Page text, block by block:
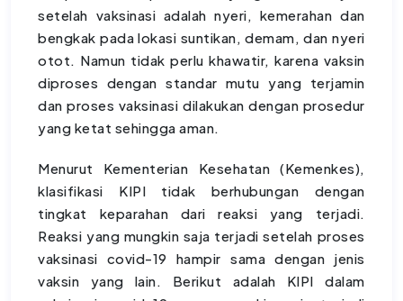
setelah vaksinasi adalah nyeri, kemerahan dan
bengkak pada lokasi suntikan, demam, dan nyeri
otot. Namun tidak perlu khawatir, karena vaksin
diproses dengan standar mutu yang terjamin
dan proses vaksinasi dilakukan dengan prosedur
yang ketat sehingga aman.
Menurut Kementerian Kesehatan (Kemenkes),
klasifikasi KIPI tidak berhubungan dengan
tingkat keparahan dari reaksi yang terjadi.
Reaksi yang mungkin saja terjadi setelah proses
vaksinasi covid-19 hampir sama dengan jenis
vaksin yang lain. Berikut adalah KIPI dalam